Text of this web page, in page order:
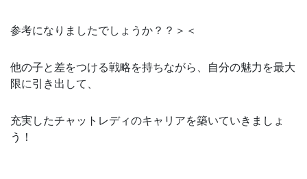
参考になりましたでしょうか？？＞＜
他の子と差をつける戦略を持ちながら、自分の魅力を最大
限に引き出して、
充実したチャットレディのキャリアを築いていきましょ
う！